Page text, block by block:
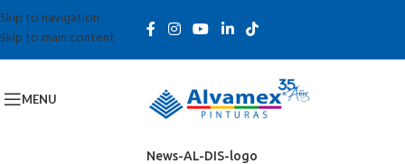
Skip to navigation
Skip to main content
MENU
News-AL-DIS-logo